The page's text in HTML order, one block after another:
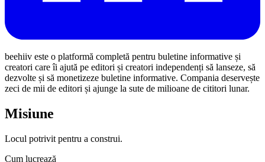
beehiiv este o platformă completă pentru buletine informative și
creatori care îi ajută pe editori și creatori independenți să lanseze, să
dezvolte și să monetizeze buletine informative. Compania deservește
zeci de mii de editori și ajunge la sute de milioane de cititori lunar.
Misiune
Locul potrivit pentru a construi.
Cum lucrează